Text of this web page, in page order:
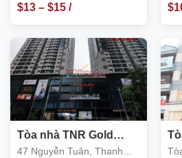
$13– $15/
m2
$
Tòa nhà TNR Gold
Season 47 Nguyễn
47 Nguyễn Tuân, Thanh